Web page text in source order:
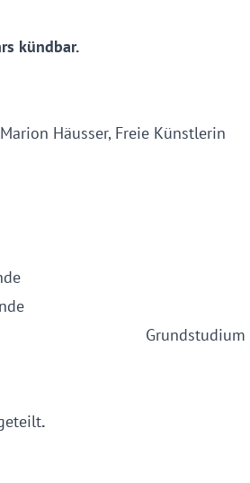
kündbar.
Häusser, Freie Künstlerin
2026
.